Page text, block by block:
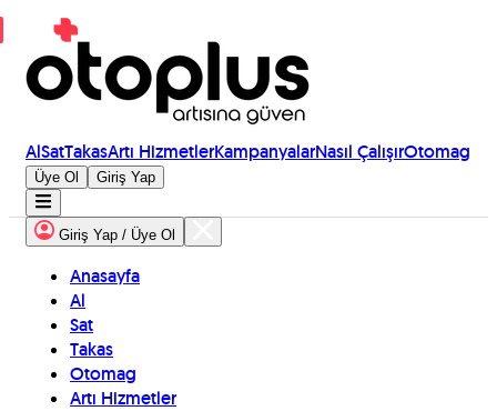
AlSatTakasArtı HizmetlerKampanyalarNasıl ÇalışırOtomag
Üye Ol Giriş Yap
Giriş Yap / Üye Ol
Anasayfa
Al
Sat
Takas
Otomag
Artı Hizmetler